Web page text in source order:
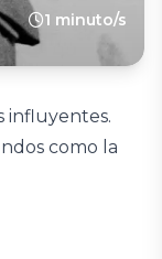
1 minuto/s
influyentes.
como la